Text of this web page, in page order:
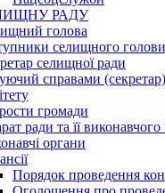
РАДУ
голова
селищного голови
селищної ради
справами
громади
ради та її виконавчого
органи
Порядок проведення